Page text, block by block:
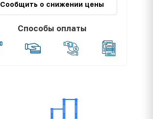
Сообщить о снижении цены
Способы оплаты